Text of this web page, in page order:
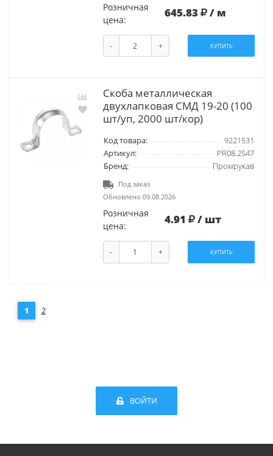
Розничная
цена:
645.83 / м
- + КУПИТЬ
Скоба металлическая
двухлапковая СМД 19-20 (100
шт/уп, 2000 шт/кор)
Код товара:
9221531
Артикул:
PR08.2547
Бренд:
Промрукав
Под заказ
Обновлено 09.08.2026
Розничная
цена:
4.91 / шт
- + КУПИТЬ
1 2
ВОЙТИ